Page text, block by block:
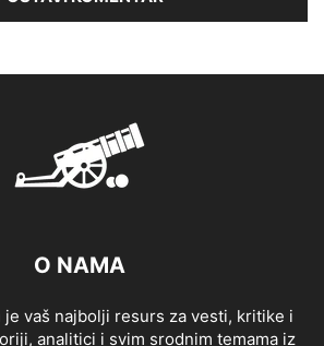
O NAMA
vaš najbolji resurs za vesti, kritike i
analitici i svim srodnim temama iz